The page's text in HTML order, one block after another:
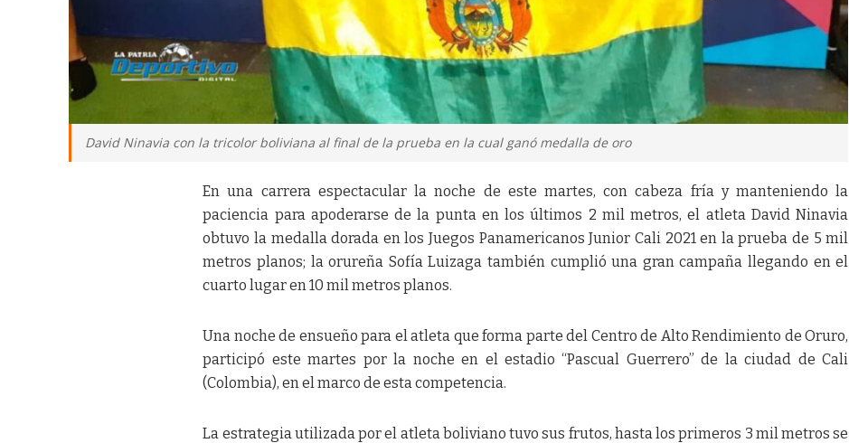
David Ninavia con la tricolor boliviana al final de la prueba en la cual ganó medalla de oro
En una carrera espectacular la noche de este martes, con cabeza fría y manteniendo la
paciencia para apoderarse de la punta en los últimos 2 mil metros, el atleta David Ninavia
obtuvo la medalla dorada en los Juegos Panamericanos Junior Cali 2021 en la prueba de 5 mil
metros planos; la orureña Sofía Luizaga también cumplió una gran campaña llegando en el
cuarto lugar en 10 mil metros planos.
Una noche de ensueño para el atleta que forma parte del Centro de Alto Rendimiento de Oruro,
participó este martes por la noche en el estadio “Pascual Guerrero” de la ciudad de Cali
(Colombia), en el marco de esta competencia.
La estrategia utilizada por el atleta boliviano tuvo sus frutos, hasta los primeros 3 mil metros se